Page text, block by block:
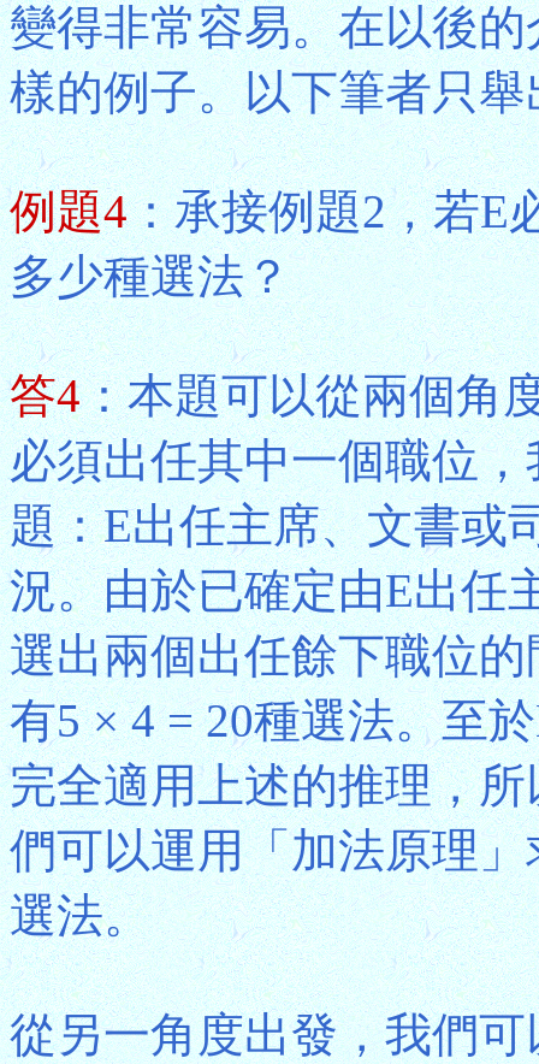
變得非常容易。在以後
樣的例子。以下筆者只
例題4：承接例題2，若E
多少種選法？
答4：本題可以從兩個角
必須出任其中一個職位
題：E出任主席、文書或
況。由於已確定由E出任
選出兩個出任餘下職位
有5 × 4 = 20種選法。至
完全適用上述的推理，
們可以運用「加法原理」
選法。
從另一角度出發，我們